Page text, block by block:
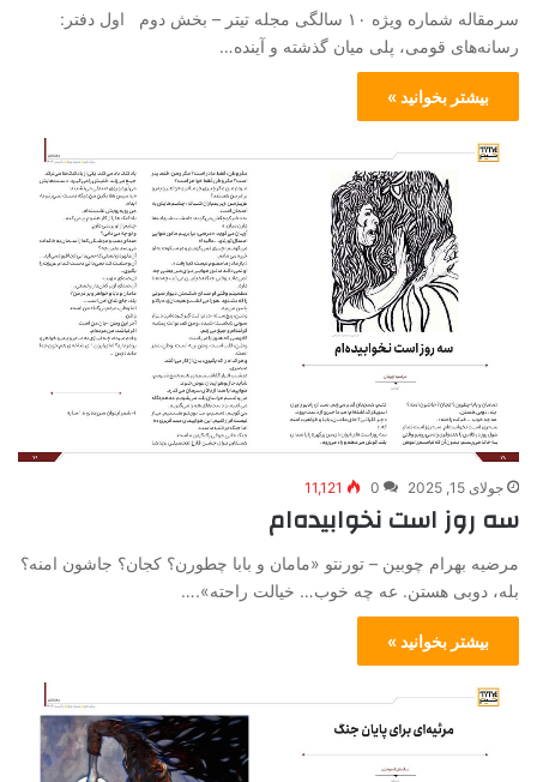
سرمقاله شماره ویژه ۱۰ سالگی مجله تیتر – بخش دوم اول دفتر:
رسانه‌های قومی، پلی میان گذشته و آینده…
بیشتر بخوانید »
جولای 15, 2025 0
11,121
سه روز است نخوابیده‌ام
مرضیه بهرام چوبین – تورنتو «مامان و بابا چطورن؟ کجان؟ جاشون امنه؟
بله، دوبی هستن. عه چه خوب… خیالت راحته».…
بیشتر بخوانید »